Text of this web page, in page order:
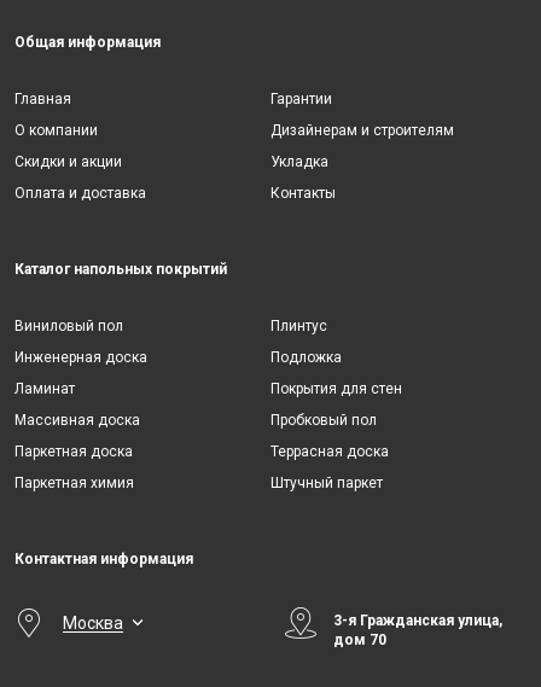
Общая информация
Главная
О компании
Скидки и акции
Оплата и доставка
Гарантии
Дизайнерам и строителям
Укладка
Контакты
Каталог напольных покрытий
Виниловый пол
Инженерная доска
Ламинат
Массивная доска
Паркетная доска
Паркетная химия
Плинтус
Подложка
Покрытия для стен
Пробковый пол
Террасная доска
Штучный паркет
Контактная информация
Москва
3-я Гражданская улица,
дом 70